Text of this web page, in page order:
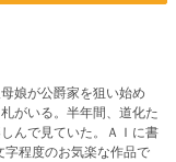
娘が公爵家を狙い始め
がいる。半年間、道化た
んで見ていた。ＡＩに書
程度のお気楽な作品で